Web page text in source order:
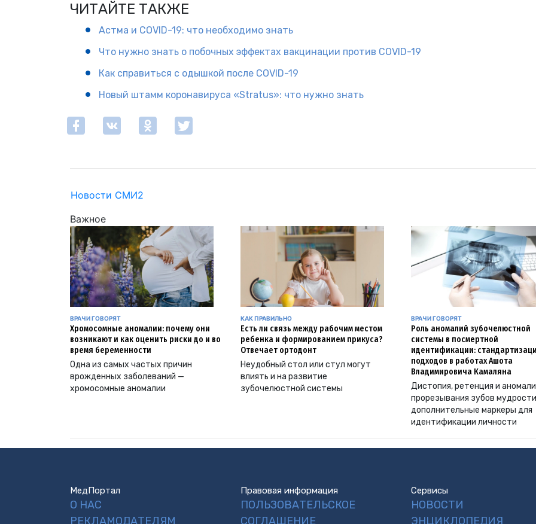
ЧИТАЙТЕ ТАКЖЕ
Астма и COVID-19: что необходимо знать
Что нужно знать о побочных эффектах вакцинации против COVID-19
Как справиться с одышкой после COVID-19
Новый штамм коронавируса «Stratus»: что нужно знать
Новости СМИ2
Важное
ВРАЧИ ГОВОРЯТ
Хромосомные аномалии: почему они
возникают и как оценить риски до и во
время беременности
Одна из самых частых причин
врожденных заболеваний —
хромосомные аномалии
КАК ПРАВИЛЬНО
Есть ли связь между рабочим местом
ребенка и формированием прикуса?
Отвечает ортодонт
Неудобный стол или стул могут
влиять и на развитие
зубочелюстной системы
ВРАЧИ ГОВОРЯТ
Роль аномалий зубочелюстной
системы в посмертной
идентификации:
подходов в работах Ашота
Владимировича Камаляна
Дистопия, ретенция и
прорезывания зубов
дополнительные маркеры для
идентификации личности
МедПортал
О НАС
РЕКЛАМОДАТЕЛЯМ
Правовая информация
ПОЛЬЗОВАТЕЛЬСКОЕ
СОГЛАШЕНИЕ
Сервисы
НОВОСТИ
ЭНЦИКЛОПЕДИЯ